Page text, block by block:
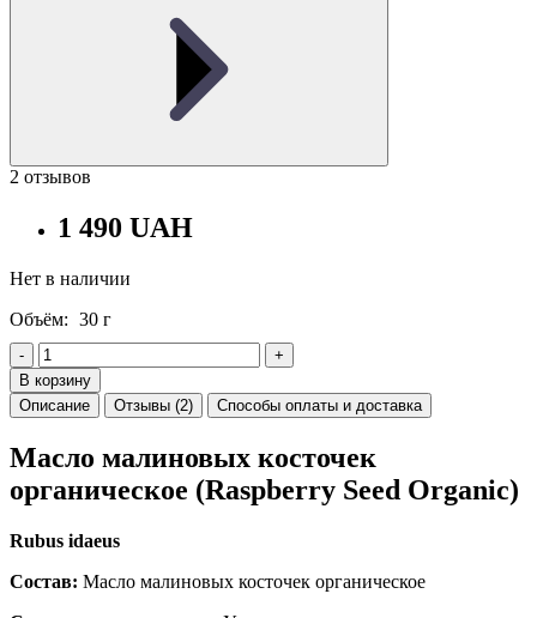
2 отзывов
1 490 UAH
Нет в наличии
Объём: 30 г
-
+
В корзину
Описание
Отзывы (2) Способы оплаты и доставка
Масло малиновых косточек
органическое (Raspberry Seed Organic)
Rubus idaeus
Состав: Масло малиновых косточек органическое